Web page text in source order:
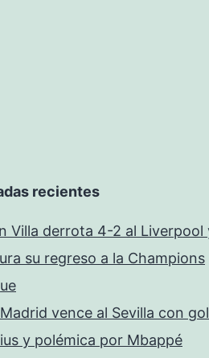
recientes
Villa derrota 4-2 al Liverpool
su regreso a la Champions
vence al Sevilla con
y polémica por Mbappé